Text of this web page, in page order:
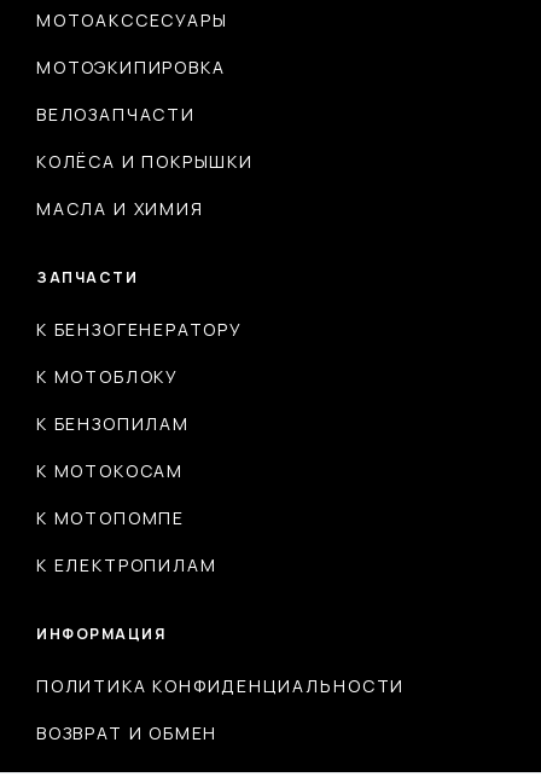
МОТОАКССЕСУАРЫ
МОТОЭКИПИРОВКА
ВЕЛОЗАПЧАСТИ
КОЛЁСА И ПОКРЫШКИ
МАСЛА И ХИМИЯ
ЗАПЧАСТИ
К БЕНЗОГЕНЕРАТОРУ
К МОТОБЛОКУ
К БЕНЗОПИЛАМ
К МОТОКОСАМ
К МОТОПОМПЕ
К ЕЛЕКТРОПИЛАМ
ИНФОРМАЦИЯ
ПОЛИТИКА КОНФИДЕНЦИАЛЬНОСТИ
ВОЗВРАТ И ОБМЕН